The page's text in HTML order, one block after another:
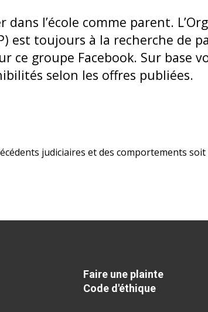
l’école comme parent.
est toujours à la recherche de
ce groupe Facebook. Sur base
selon les offres publiées.
judiciaires et des comportements
Faire une plainte
Code d'éthique